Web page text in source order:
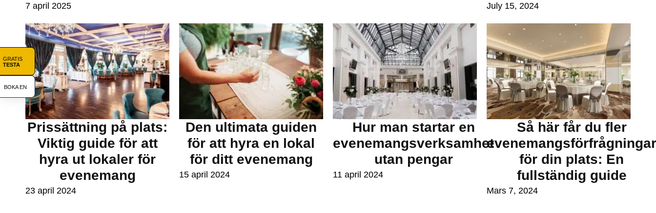
GRATIS
TESTA
BOKA EN
7 april 2025 July 15, 2024
Prissättning på plats:
Viktig guide för att
hyra ut lokaler för
evenemang
23 april 2024
Den ultimata guiden
för att hyra en lokal
för ditt evenemang
15 april 2024
Hur man startar en
evenemangsverksamhet
utan pengar
11 april 2024
Så här får du fler
evenemangsförfrågningar
för din plats: En
fullständig guide
Mars 7, 2024